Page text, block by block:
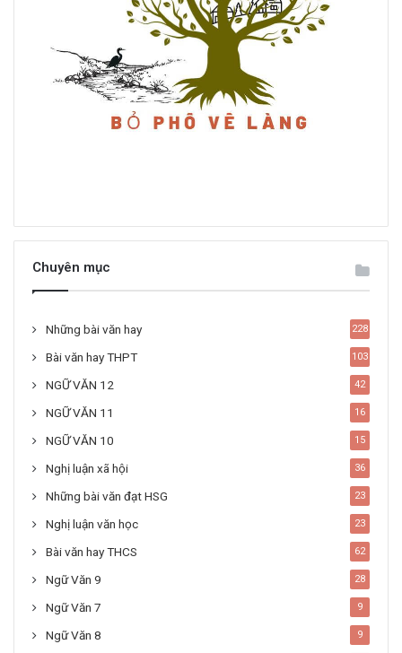
Chuyên mục
Những bài văn hay 228
Bài văn hay THPT 103
NGỮ VĂN 12 42
NGỮ VĂN 11 16
NGỮ VĂN 10 15
Nghị luận xã hội 36
Những bài văn đạt HSG 23
Nghị luận văn học 23
Bài văn hay THCS 62
Ngữ Văn 9 28
Ngữ Văn 7 9
Ngữ Văn 8 9